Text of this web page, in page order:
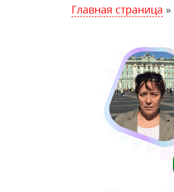
Главная страница »